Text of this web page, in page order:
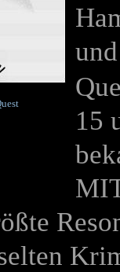
15